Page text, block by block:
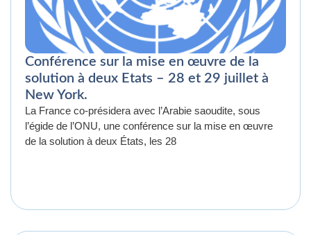
Conférence sur la mise en œuvre de la
solution à deux Etats – 28 et 29 juillet à
New York.
La France co-présidera avec l’Arabie saoudite, sous
l’égide de l’ONU, une conférence sur la mise en œuvre
de la solution à deux États, les 28